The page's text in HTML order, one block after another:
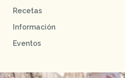
Recetas
Información
Eventos